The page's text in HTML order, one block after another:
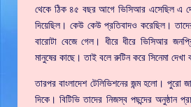
থেকে ঠিক ৪৫ বছর আগে ভিসিআর এসেছিল এ
দিয়েছিল। কেউ কেউ প্রতিবাদও করেছিল।
বারোটা বেজে গেল। ধীরে ধীরে ভিসিআর
মানুষের কাছে। তাই বলে রুটিন করে সিনেমা
তারপর বাংলাদেশ টেলিভিশনের জন্ম হলো। পুরো
দিকে। বিটিভি তাদের নিজস্ব পছন্দের অনুষ্ঠান